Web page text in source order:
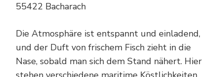
55422 Bacharach
Die Atmosphäre ist entspannt und einladend,
und der Duft von frischem Fisch zieht in die
Nase, sobald man sich dem Stand nähert. Hier